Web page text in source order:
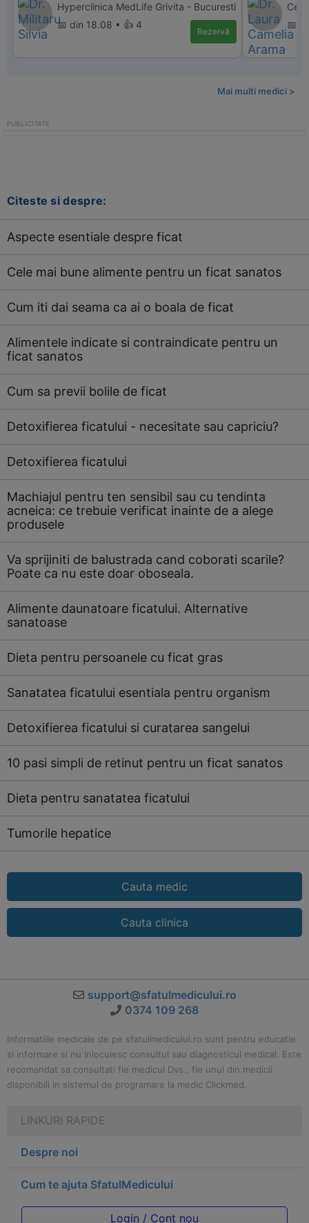
Hyperclinica MedLife Grivita - Bucuresti
📅 din 18.08 • 👍 4
Rezervă
📅
Mai multi medici >
Citeste si despre:
Aspecte esentiale despre ficat
Cele mai bune alimente pentru un ficat sanatos
Cum iti dai seama ca ai o boala de ficat
Alimentele indicate si contraindicate pentru un
ficat sanatos
Cum sa previi bolile de ficat
Detoxifierea ficatului - necesitate sau capriciu?
Detoxifierea ficatului
Machiajul pentru ten sensibil sau cu tendinta
acneica: ce trebuie verificat inainte de a alege
produsele
Va sprijiniti de balustrada cand coborati scarile?
Poate ca nu este doar oboseala.
Alimente daunatoare ficatului. Alternative
sanatoase
Dieta pentru persoanele cu ficat gras
Sanatatea ficatului esentiala pentru organism
Detoxifierea ficatului si curatarea sangelui
10 pasi simpli de retinut pentru un ficat sanatos
Dieta pentru sanatatea ficatului
Tumorile hepatice
Cauta medic
Cauta clinica
support@sfatulmedicului.ro
0374 109 268
Informatiile medicale de pe sfatulmedicului.ro sunt pentru educatie
si informare si nu inlocuiesc consultul sau diagnosticul medical. Este
recomandat sa consultati fie medicul Dvs., fie unul din medicii
disponibili in sistemul de programare la medic Clickmed.
LINKURI RAPIDE
Despre noi
Cum te ajuta SfatulMedicului
Login / Cont nou